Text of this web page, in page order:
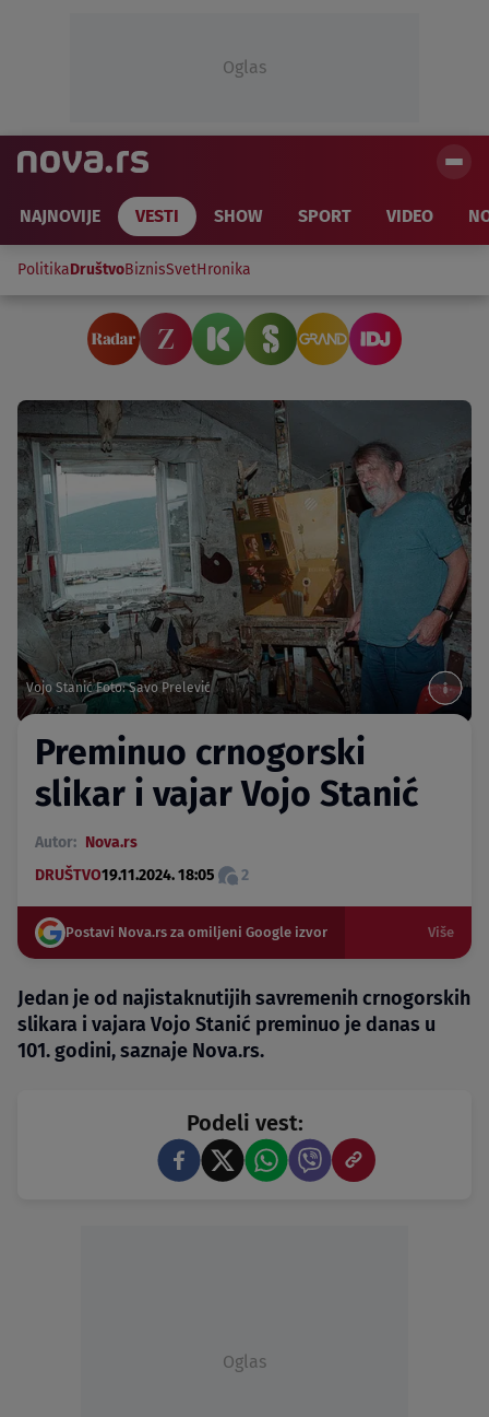
Oglas
NAJNOVIJE VESTI SHOW SPORT VIDEO
PolitikaDruštvoBiznisSvetHronika
Vojo Stanić Foto: Savo Prelević
Preminuo crnogorski
slikar i vajar Vojo Stanić
Autor: Nova.rs
DRUŠTVO19.11.2024. 18:05 2
Postavi Nova.rs za omiljeni Google izvor Više
Jedan je od najistaknutijih savremenih crnogorskih
slikara i vajara Vojo Stanić preminuo je danas u
101. godini, saznaje Nova.rs.
Podeli vest:
Oglas